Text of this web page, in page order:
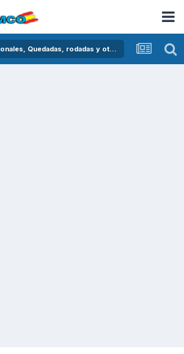
Concentraciones Nacionales, Quedadas, rodadas y otras crónicas del asfalto